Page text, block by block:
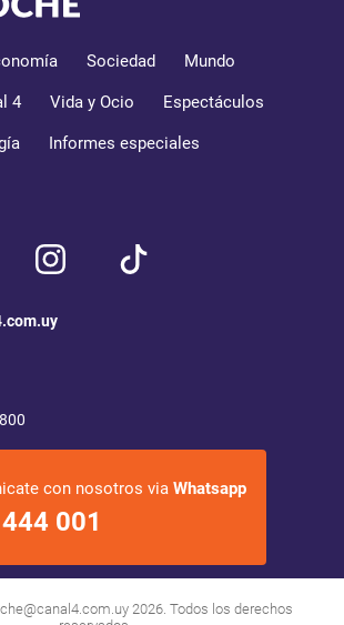
Sociedad Mundo
4 Vida y Ocio Espectáculos
Informes especiales
con nosotros via Whatsapp
001
2026. Todos los derechos